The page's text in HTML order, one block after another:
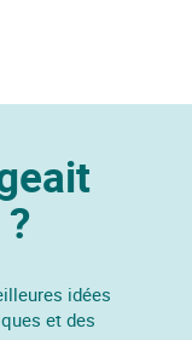
idées
et des